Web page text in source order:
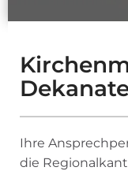
Ihre
die